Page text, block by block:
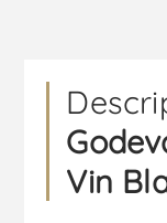
Vin